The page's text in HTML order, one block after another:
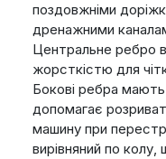
поздовжніми
дренажними
Центральне ребро
жорсткістю для
Бокові ребра
допомагає
машину при
вирівняний по